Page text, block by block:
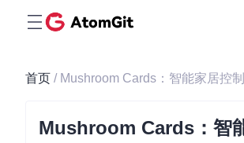
首页 / Mushroom Cards：智能家居控
Mushroom Cards：智